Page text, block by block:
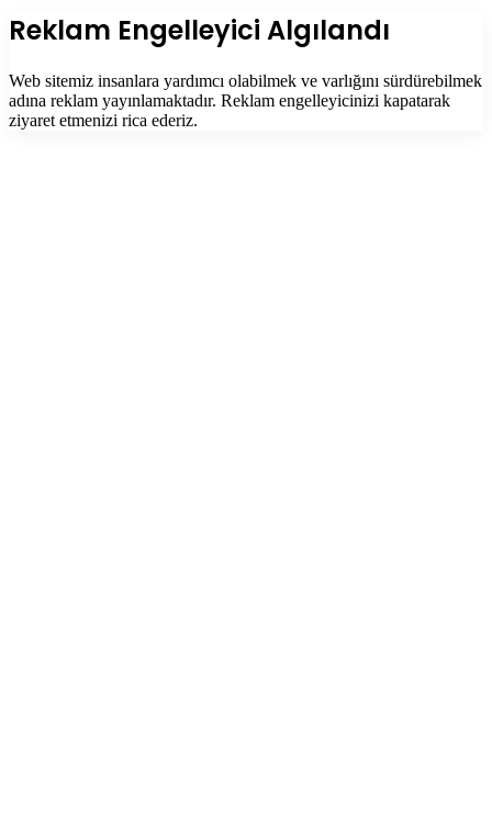
Kapalı
Reklam Engelleyici Algılandı
Web sitemiz insanlara yardımcı olabilmek ve varlığını sürdürebilmek
adına reklam yayınlamaktadır. Reklam engelleyicinizi kapatarak
ziyaret etmenizi rica ederiz.